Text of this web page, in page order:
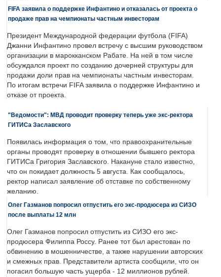
FIFA заявила о поддержке Инфантино и отказалась от проекта о
продаже прав на чемпионаты частным инвесторам
Президент Международной федерации футбола (FIFA)
Джанни Инфантино провел встречу с высшим руководством
организации в марокканском Рабате. На ней в том числе
обсуждался проект по созданию дочерней структуры для
продажи доли прав на чемпионаты частным инвесторам.
По итогам встречи FIFA заявила о поддержке Инфантино и
отказе от проекта.
"Ведомости": МВД проводит проверку теперь уже экс-ректора
ГИТИСа Заславского
Появилась информация о том, что правоохранительные
органы проводят проверку в отношении бывшего ректора
ГИТИСа Григория Заславского. Накануне стало известно,
что он покидает должность 5 августа. Как сообщалось,
ректор написал заявление об отставке по собственному
желанию.
Олег Газманов попросил отпустить его экс-продюсера из СИЗО
после выплаты 12 млн
Олег Газманов попросил отпустить из СИЗО его экс-
продюсера Филиппа Россу. Ранее тот был арестован по
обвинению в мошенничестве, а также нарушении авторских
и смежных прав. Представители артиста сообщили, что он
погасил большую часть ущерба - 12 миллионов рублей.